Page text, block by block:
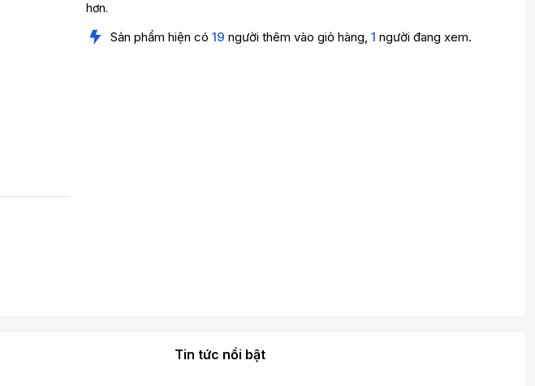
hơn.
Sản phẩm hiện có 19 người thêm vào giỏ hàng, 1 người đang xem.
Tin tức nổi bật